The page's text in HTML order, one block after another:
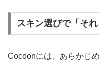
スキン選びで「そ
Cocoonには、あらかじ